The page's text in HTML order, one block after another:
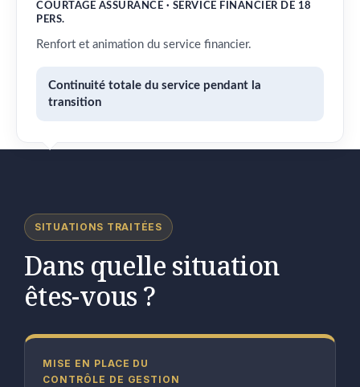
COURTAGE ASSURANCE · SERVICE FINANCIER DE 18
PERS.
Renfort et animation du service financier.
Continuité totale du service pendant la
transition
SITUATIONS TRAITÉES
Dans quelle situation
êtes-vous ?
MISE EN PLACE DU
CONTRÔLE DE GESTION